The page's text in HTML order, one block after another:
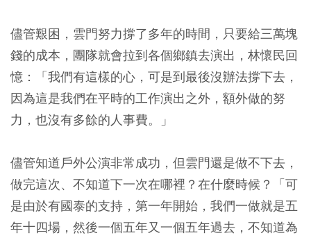
儘管艱困，雲門努力撐了多年的時間，只要給三萬塊
錢的成本，團隊就會拉到各個鄉鎮去演出，林懷民回
憶：「我們有這樣的心，可是到最後沒辦法撐下去，
因為這是我們在平時的工作演出之外，額外做的努
力，也沒有多餘的人事費。」
儘管知道戶外公演非常成功，但雲門還是做不下去，
做完這次、不知道下一次在哪裡？在什麼時候？「可
是由於有國泰的支持，第一年開始，我們一做就是五
年十四場，然後一個五年又一個五年過去，不知道為